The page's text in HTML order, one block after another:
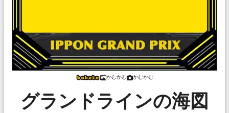
かむかむ かむかむ
グランドラインの海図